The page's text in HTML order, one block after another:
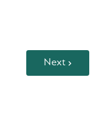
Next